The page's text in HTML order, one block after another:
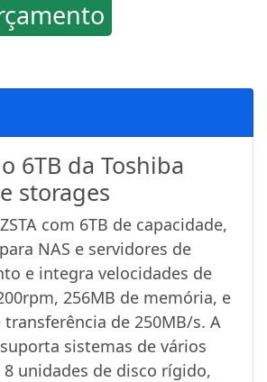
6TB da Toshiba
storages
com 6TB de capacidade,
NAS e servidores de
e integra velocidades de
256MB de memória, e
de 250MB/s. A
sistemas de vários
8 unidades de disco rígido,